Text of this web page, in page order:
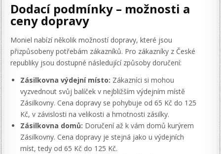
Dodací podmínky – možnosti a
ceny dopravy
Moniel nabízí několik možností dopravy, které jsou
přizpůsobeny potřebám zákazníků. Pro zákazníky z České
republiky jsou dostupné následující způsoby doručení:
Zásilkovna výdejní místo: Zákazníci si mohou
vyzvednout svůj balíček v nejbližším výdejním místě
Zásilkovny. Cena dopravy se pohybuje od 65 Kč do 125
Kč, v závislosti na velikosti a hmotnosti zásilky.
Zásilkovna domů: Doručení až k vám domů kurýrem
Zásilkovny. Cena dopravy je stejná jako u výdejních
míst, tedy od 65 Kč do 125 Kč.